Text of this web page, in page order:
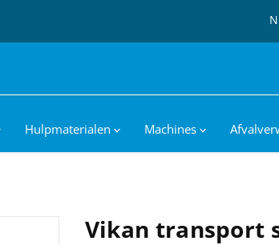
Hulpmaterialen Machines
Vikan transport